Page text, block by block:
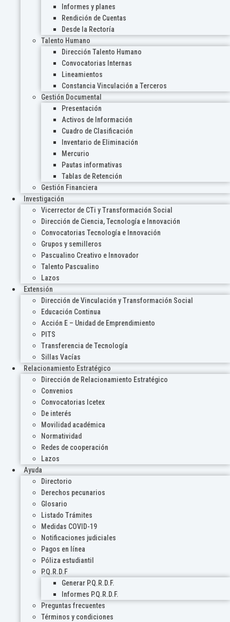
Informes y planes
Rendición de Cuentas
Desde la Rectoría
Talento Humano
Dirección Talento Humano
Convocatorias Internas
Lineamientos
Constancia Vinculación a Terceros
Gestión Documental
Presentación
Activos de Información
Cuadro de Clasificación
Inventario de Eliminación
Mercurio
Pautas informativas
Tablas de Retención
Gestión Financiera
Investigación
Vicerrector de CTi y Transformación Social
Dirección de Ciencia, Tecnología e Innovación
Convocatorias Tecnología e Innovación
Grupos y semilleros
Pascualino Creativo e Innovador
Talento Pascualino
Lazos
Extensión
Dirección de Vinculación y Transformación Social
Educación Continua
Acción E – Unidad de Emprendimiento
PITS
Transferencia de Tecnología
Sillas Vacías
Relacionamiento Estratégico
Dirección de Relacionamiento Estratégico
Convenios
Convocatorias Icetex
De interés
Movilidad académica
Normatividad
Redes de cooperación
Lazos
Ayuda
Directorio
Derechos pecunarios
Glosario
Listado Trámites
Medidas COVID-19
Notificaciones judiciales
Pagos en línea
Póliza estudiantil
P.Q.R.D.F
Generar P.Q.R.D.F.
Informes P.Q.R.D.F.
Preguntas frecuentes
Términos y condiciones